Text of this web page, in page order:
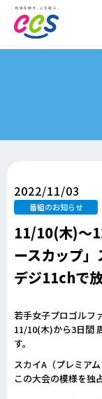
2022/11/03
番組のお知らせ
11/10(木)～
ースカップ
デジ11chで
若手女子プロゴルフ
11/10(木)から3日間
す。
スカイA（プレミア
この大会の模様を独